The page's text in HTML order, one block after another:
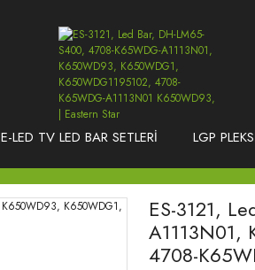
E-LED TV LED BAR SETLERİ LGP
ES-3121,
A1113N01,
4708-